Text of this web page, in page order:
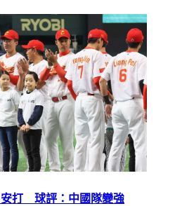
安打 球評：中國隊變強